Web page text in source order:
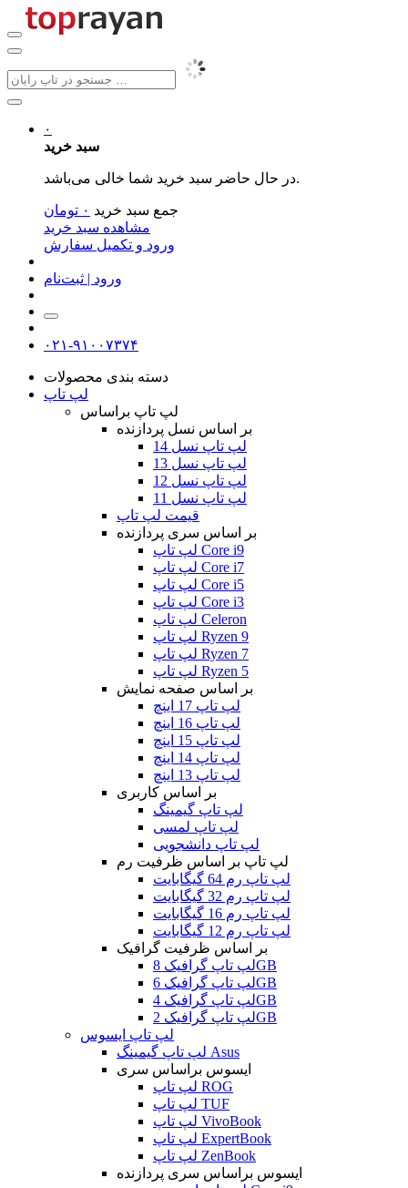
۰
سبد خرید
در حال حاضر سبد خرید شما خالی می‌باشد.
جمع سبد خرید ۰ تومان
مشاهده سبد خرید
ورود و تکمیل سفارش
ورود | ثبت‌نام
۰۲۱-۹۱۰۰۷۳۷۴
دسته بندی محصولات
لپ تاپ
لپ تاپ براساس
بر اساس نسل پردازنده
لپ تاپ نسل 14
لپ تاپ نسل 13
لپ تاپ نسل 12
لپ تاپ نسل 11
قیمت لپ تاپ
بر اساس سری پردازنده
لپ تاپ Core i9
لپ تاپ Core i7
لپ تاپ Core i5
لپ تاپ Core i3
لپ تاپ Celeron
لپ تاپ Ryzen 9
لپ تاپ Ryzen 7
لپ تاپ Ryzen 5
بر اساس صفحه نمایش
لپ تاپ 17 اینچ
لپ تاپ 16 اینچ
لپ تاپ 15 اینچ
لپ تاپ 14 اینچ
لپ تاپ 13 اینچ
بر اساس کاربری
لپ تاپ گیمینگ
لپ تاپ لمسی
لپ تاپ دانشجویی
لپ تاپ بر اساس ظرفیت رم
لپ تاپ رم 64 گیگابایت
لپ تاپ رم 32 گیگابایت
لپ تاپ رم 16 گیگابایت
لپ تاپ رم 12 گیگابایت
بر اساس ظرفیت گرافیک
لپ تاپ گرافیک 8GB
لپ تاپ گرافیک 6GB
لپ تاپ گرافیک 4GB
لپ تاپ گرافیک 2GB
لپ تاپ ایسوس
لپ تاپ گیمینگ Asus
ایسوس براساس سری
لپ تاپ ROG
لپ تاپ TUF
لپ تاپ VivoBook
لپ تاپ ExpertBook
لپ تاپ ZenBook
ایسوس براساس سری پردازنده